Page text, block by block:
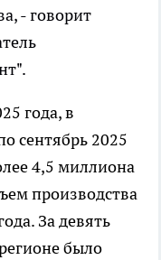
- говорит
года, в
сентябрь 2025
4,5 миллиона
производства
За девять
было